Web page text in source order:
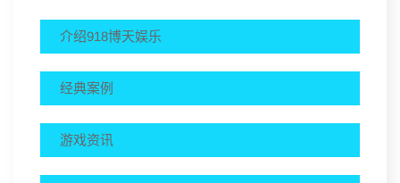
介绍918博天娱乐
经典案例
游戏资讯